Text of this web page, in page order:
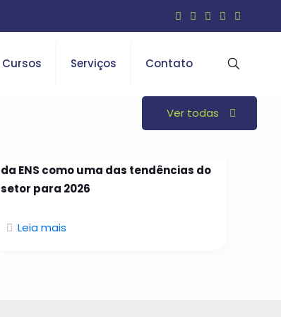
Cursos Serviços Contato
Ver todas
da ENS como uma das tendências do
setor para 2026
Leia mais